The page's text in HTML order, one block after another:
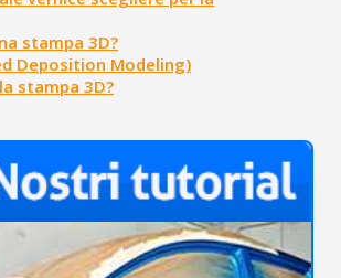
stampa 3D?
Deposition Modeling)
stampa 3D?